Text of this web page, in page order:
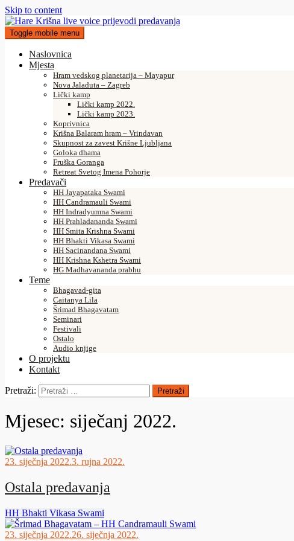
Skip to content
Toggle mobile menu
Naslovnica
Mjesta
Hram vedskog planetarija – Mayapur
Nova Jaladuta – Zagreb
Lički kamp
Lički kamp 2022.
Lički kamp 2023.
Koprivnica
Krišna Balaram hram – Vrindavan
Skupnost za zavest Krišne Ljubljana
Goloka dhama
Fruška Goranga
Retreat Svetog Imena Pohorje
Predavači
HH Jayapataka Swami
HH Candramauli Swami
HH Indradyumna Swami
HH Prahladananda Swami
HH Smita Krishna Swami
HH Bhakti Vikasa Swami
HH Sacinandana Swami
HH Krishna Kshetra Swami
HG Madhavananda prabhu
Teme
Bhagavad-gita
Caitanya Lila
Šrimad Bhagavatam
Seminari
Festivali
Ostalo
Audio knjige
O projektu
Kontakt
Pretraži:
Mjesec: siječanj 2022.
23. siječnja 2022.3. rujna 2022.
Ostala predavanja
HH Bhakti Vikasa Swami
23. siječnja 2022.26. siječnja 2022.